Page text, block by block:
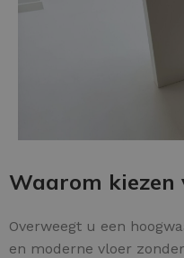
Waarom kiezen
Overweegt u een
en moderne vloer